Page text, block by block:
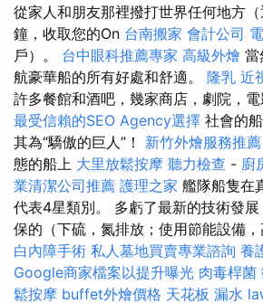
從家人和朋友那裡撥打世界任何地方
鐘，收取您的On 台南搬家 會計公司
戶）。 台中眼科推薦專家 高級外燴 當
航豪華船的所有好處和舒適。 隆乳 近
許多餐館和酒吧，幾家商店，劇院，電
最受信賴的SEO Agency選擇 社會的
其為“驕傲的巨人”！ 新竹外燴服務推薦
態的船上 大里放鬆按摩 聽力檢查 - 廚
業清潔公司推薦 護理之家 艦隊船隻在
代表4星類別。 多虧了最新的技術發
保的（下硫，氮排放；使用節能設備，
白內障手術 私人墓地買賣專業諮詢 養
Google商家檔案以提升曝光 肉毒桿菌
鬆按摩 buffet外燴價格 天花板 漏水